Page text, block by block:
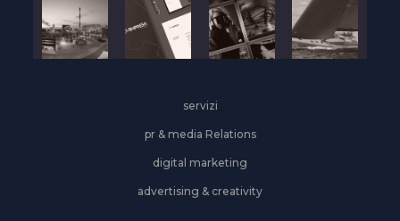
servizi
pr & media Relations
digital marketing
advertising & creativity